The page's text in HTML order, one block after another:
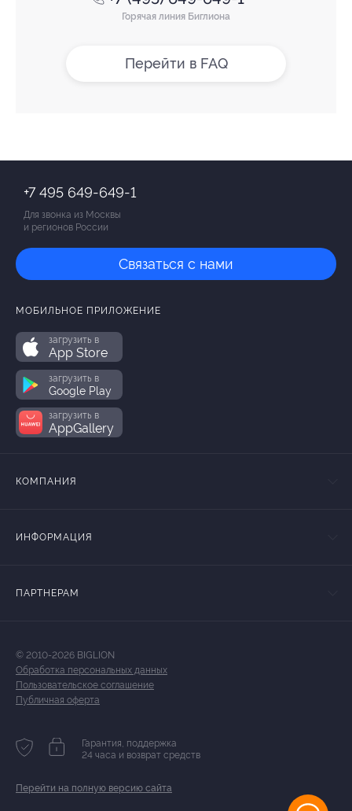
Горячая линия Биглиона
Перейти в FAQ
+7 495 649-649-1
Для звонка из Москвы
и регионов России
Связаться с нами
МОБИЛЬНОЕ ПРИЛОЖЕНИЕ
загрузить в
App Store
загрузить в
Google Play
загрузить в
AppGallery
КОМПАНИЯ
ИНФОРМАЦИЯ
ПАРТНЕРАМ
© 2010-2026 BIGLION
Обработка персональных данных
Пользовательское соглашение
Публичная оферта
Гарантия, поддержка
24 часа и возврат средств
Перейти на полную версию сайта